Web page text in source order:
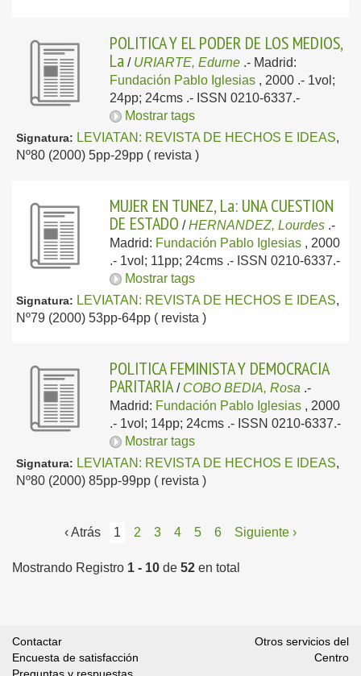
POLITICA Y EL PODER DE LOS MEDIOS,
La / URIARTE, Edurne .- Madrid:
Fundación Pablo Iglesias , 2000 .- 1vol;
24pp; 24cms .- ISSN 0210-6337.-
Mostrar tags
Signatura: LEVIATAN: REVISTA DE HECHOS E IDEAS,
Nº80 (2000) 5pp-29pp ( revista )
MUJER EN TUNEZ, La: UNA CUESTION
DE ESTADO /HERNANDEZ, Lourdes .-
Madrid: Fundación Pablo Iglesias , 2000
.- 1vol; 11pp; 24cms .- ISSN 0210-6337.-
Mostrar tags
Signatura: LEVIATAN: REVISTA DE HECHOS E IDEAS,
Nº79 (2000) 53pp-64pp ( revista )
POLITICA FEMINISTA Y DEMOCRACIA
PARITARIA / COBO BEDIA, Rosa .-
Madrid: Fundación Pablo Iglesias , 2000
.- 1vol; 14pp; 24cms .- ISSN 0210-6337.-
Mostrar tags
Signatura: LEVIATAN: REVISTA DE HECHOS E IDEAS,
Nº80 (2000) 85pp-99pp ( revista )
‹ Atrás 1 2 3 4 5 6 Siguiente ›
Mostrando Registro 1 - 10 de 52 en total
Contactar
Encuesta de satisfacción
Otros servicios del
Centro